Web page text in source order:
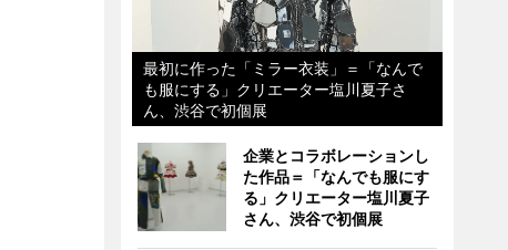
最初に作った「ミラー衣装」＝「なんで
も服にする」クリエーター塩川夏子さ
ん、渋谷で初個展
企業とコラボレーションし
た作品＝「なんでも服にす
る」クリエーター塩川夏子
さん、渋谷で初個展